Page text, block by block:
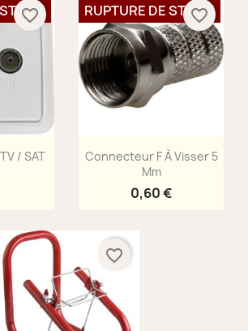
/ SAT
favorite_border
Aperçu rapide
Connecteur F À Visser 5
Mm
0,60 €
RUPTURE DE STOCK
favorite_border
favorite_border